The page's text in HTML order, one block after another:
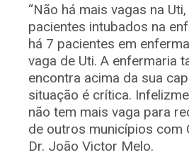
“Não há mais vagas na
pacientes intubados na
há 7 pacientes em
vaga de Uti. A enfermaria
encontra acima da sua
situação é crítica.
não tem mais vaga para
de outros municípios com
Dr. João Victor Melo.